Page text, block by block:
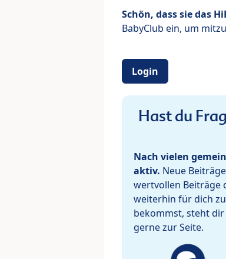
Schön, dass sie das
BabyClub ein, um
Login
Hast du
Nach vielen
aktiv. Neue
wertvollen Beiträge
weiterhin für dich
bekommst, steht
gerne zur Seite.